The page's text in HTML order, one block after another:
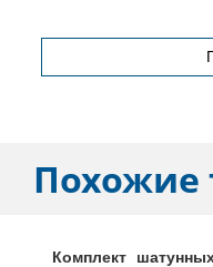
Похожие
Комплект